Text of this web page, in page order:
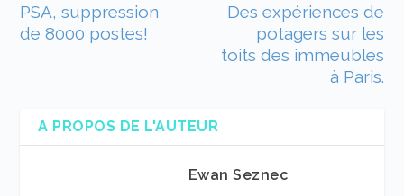
PSA, suppression
de 8000 postes!
Des expériences de
potagers sur les
toits des immeubles
à Paris.
A PROPOS DE L'AUTEUR
Ewan Seznec